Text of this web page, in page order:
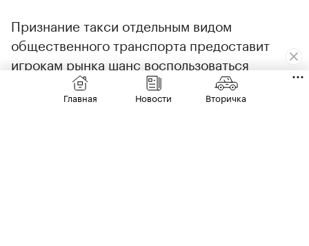
Признание такси отдельным видом
общественного транспорта предоставит
игрокам рынка шанс воспользоваться
льготным кредитованием и лизингом наравне
с маршрутным транспортом. В ассоциации
Главная Новости Вторичка